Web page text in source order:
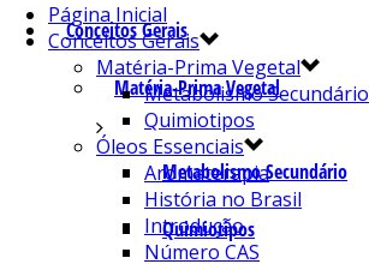
Conceitos Gerais
Matéria-Prima Vegetal
Metabolismo Secundário
Quimiotipos
Página Inicial
Conceitos Gerais
Matéria-Prima Vegetal
Metabolismo Secundário
Quimiotipos
Óleos Essenciais
Aromaterapia
História no Brasil
Introdução
Número CAS